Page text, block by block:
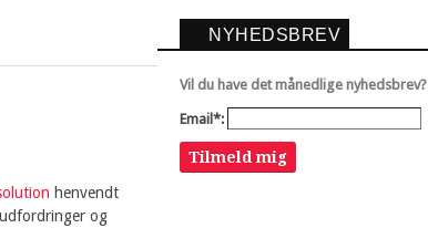
henvendt
og
NYHEDSBREV
Vil du have det månedlige nyhedsbrev?
Email*:
Tilmeld mig